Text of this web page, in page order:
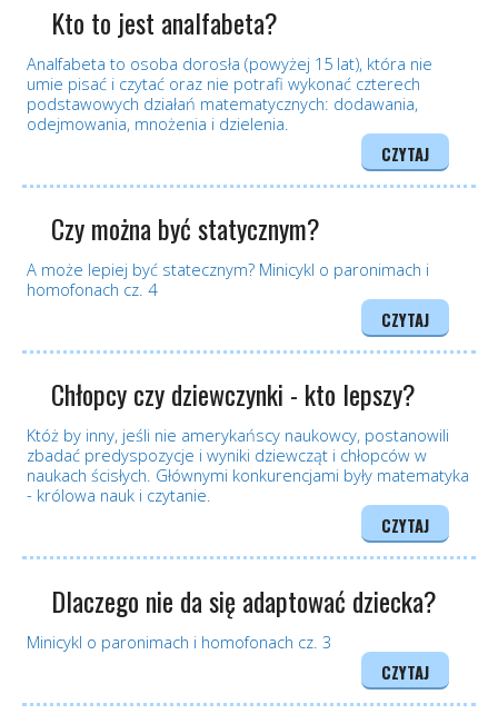
Kto to jest analfabeta?
Analfabeta to osoba dorosła (powyżej 15 lat), która nie
umie pisać i czytać oraz nie potrafi wykonać czterech
podstawowych działań matematycznych: dodawania,
odejmowania, mnożenia i dzielenia.
CZYTAJ
Czy można być statycznym?
A może lepiej być statecznym? Minicykl o paronimach i
homofonach cz. 4
CZYTAJ
Chłopcy czy dziewczynki - kto lepszy?
Któż by inny, jeśli nie amerykańscy naukowcy, postanowili
zbadać predyspozycje i wyniki dziewcząt i chłopców w
naukach ścisłych. Głównymi konkurencjami były matematyka
- królowa nauk i czytanie.
CZYTAJ
Dlaczego nie da się adaptować dziecka?
Minicykl o paronimach i homofonach cz. 3
CZYTAJ